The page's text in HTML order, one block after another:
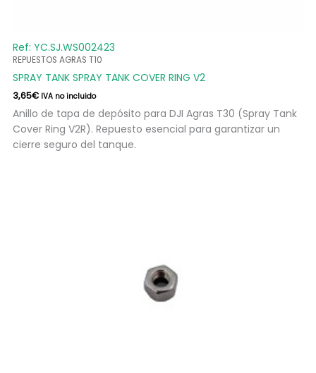
Ref: YC.SJ.WS002423
REPUESTOS AGRAS T10
SPRAY TANK SPRAY TANK COVER RING V2
3,65€ IVA no incluido
Anillo de tapa de depósito para DJI Agras T30 (Spray Tank
Cover Ring V2R). Repuesto esencial para garantizar un
cierre seguro del tanque.